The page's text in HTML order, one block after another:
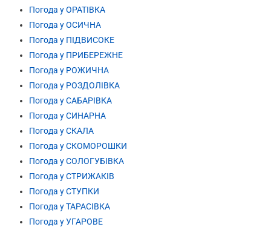
Погода у ОРАТІВКА
Погода у ОСИЧНА
Погода у ПІДВИСОКЕ
Погода у ПРИБЕРЕЖНЕ
Погода у РОЖИЧНА
Погода у РОЗДОЛІВКА
Погода у САБАРІВКА
Погода у СИНАРНА
Погода у СКАЛА
Погода у СКОМОРОШКИ
Погода у СОЛОГУБІВКА
Погода у СТРИЖАКІВ
Погода у СТУПКИ
Погода у ТАРАСІВКА
Погода у УГАРОВЕ